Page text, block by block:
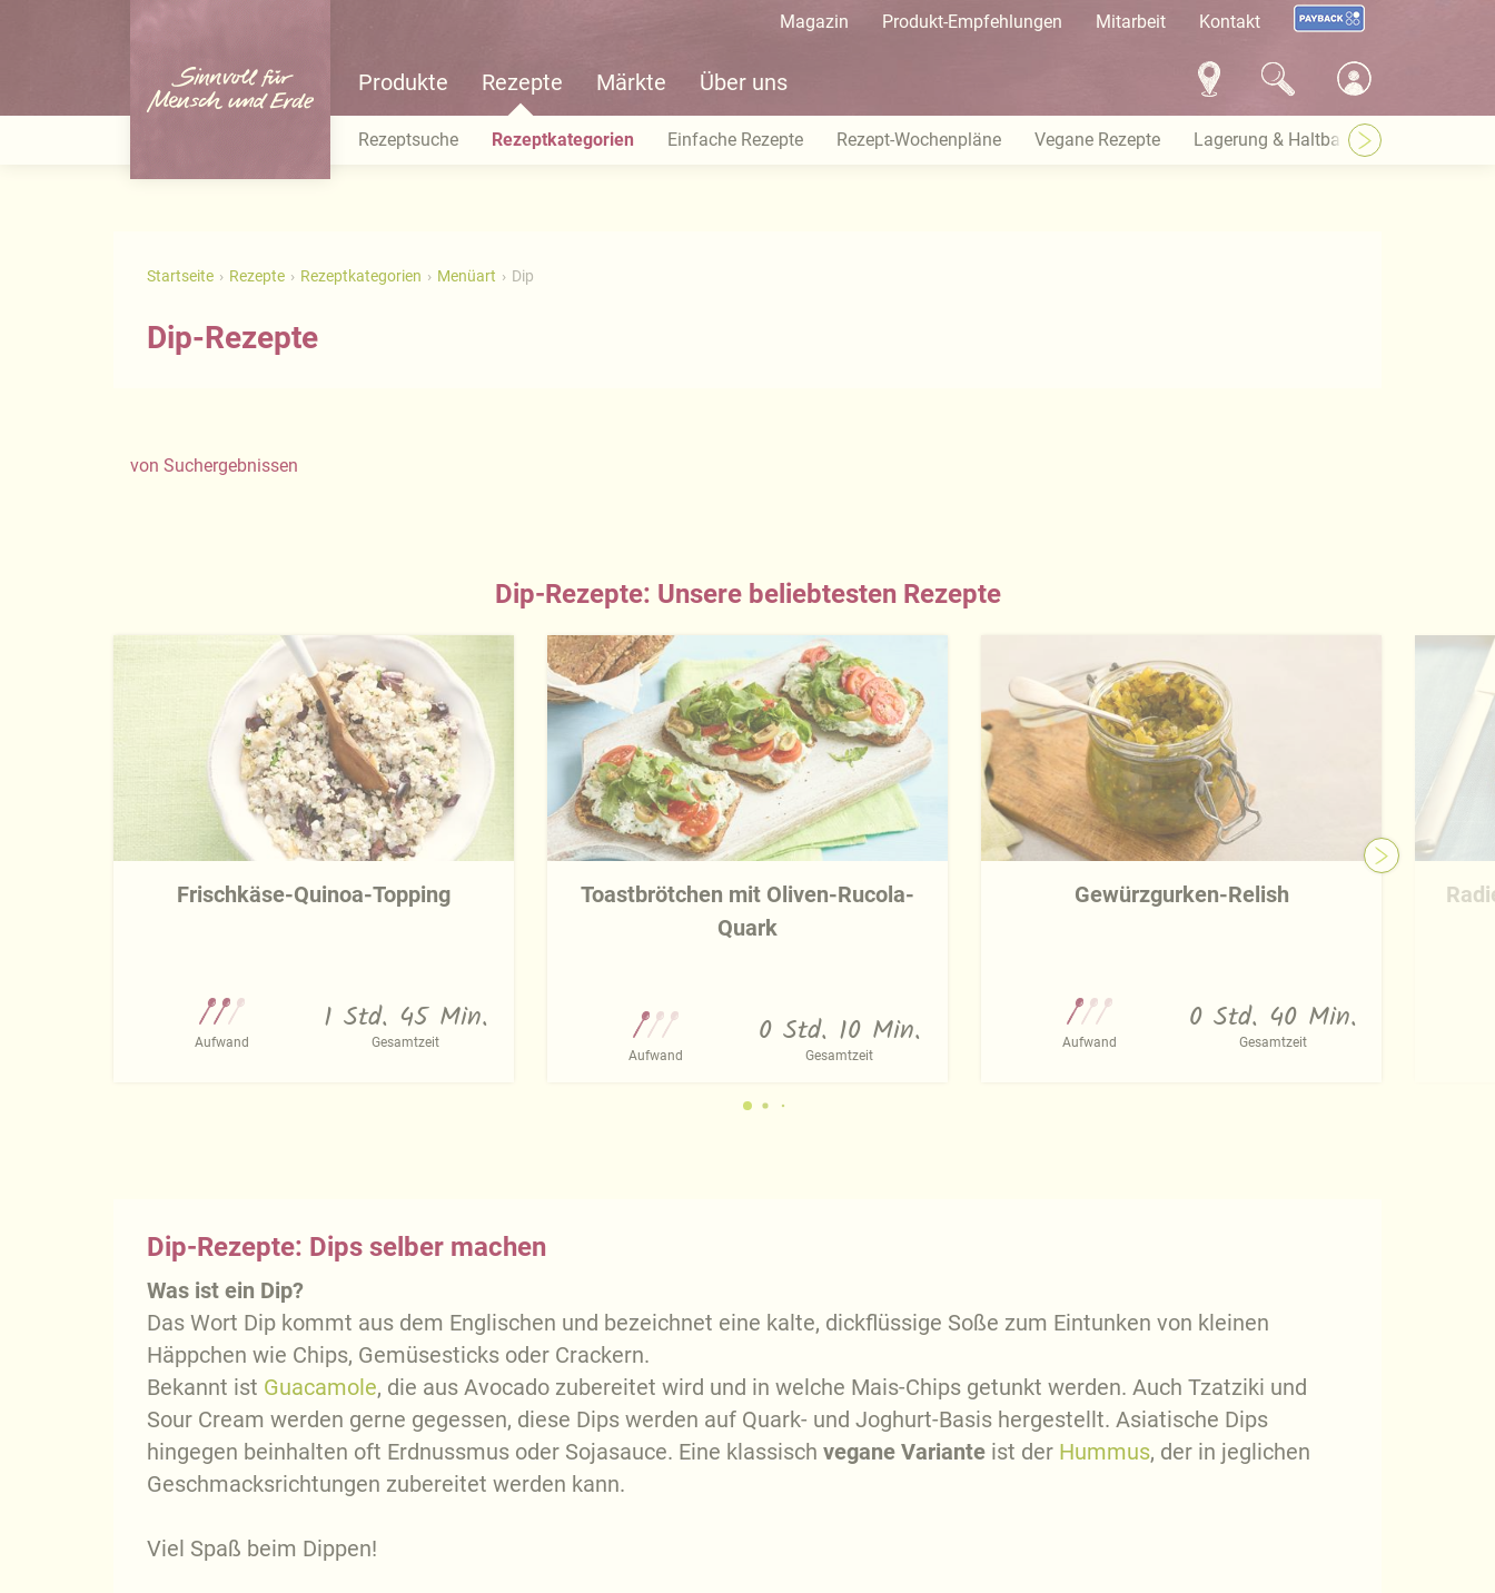
Magazin Produkt-Empfehlungen Mitarbeit Kontakt
Produkte Rezepte Märkte Über uns
Rezeptsuche Rezeptkategorien Einfache Rezepte Rezept-Wochenpläne Vegane Rezepte Lagerung & Haltbarkeit
Startseite Rezepte Rezeptkategorien Menüart Dip
Dip-Rezepte
von Suchergebnissen
Dip-Rezepte: Unsere beliebtesten Rezepte
Frischkäse-Quinoa-Topping
Aufwand
1 Std. 45 Min.
Gesamtzeit
Toastbrötchen mit Oliven-Rucola-
Quark
Aufwand
0 Std. 10 Min.
Gesamtzeit
Gewürzgurken-Relish
Aufwand
0 Std. 40 Min.
Gesamtzeit
Dip-Rezepte: Dips selber machen
Was ist ein Dip?
Das Wort Dip kommt aus dem Englischen und bezeichnet eine kalte, dickflüssige Soße zum Eintunken von kleinen
Häppchen wie Chips, Gemüsesticks oder Crackern.
Bekannt ist Guacamole, die aus Avocado zubereitet wird und in welche Mais-Chips getunkt werden. Auch Tzatziki und
Sour Cream werden gerne gegessen, diese Dips werden auf Quark- und Joghurt-Basis hergestellt. Asiatische Dips
hingegen beinhalten oft Erdnussmus oder Sojasauce. Eine klassisch vegane Variante ist der Hummus, der in jeglichen
Geschmacksrichtungen zubereitet werden kann.
Viel Spaß beim Dippen!